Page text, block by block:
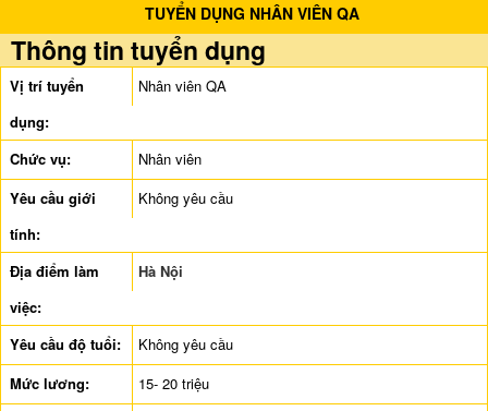
TUYỂN DỤNG NHÂN VIÊN QA
Thông tin tuyển dụng
Vị trí tuyển
dụng:
Nhân viên QA
Chức vụ:
Nhân viên
Yêu cầu giới
tính:
Không yêu cầu
Địa điểm làm
việc:
Hà Nội
Yêu cầu độ tuổi:
Không yêu cầu
Mức lương:
15- 20 triệu